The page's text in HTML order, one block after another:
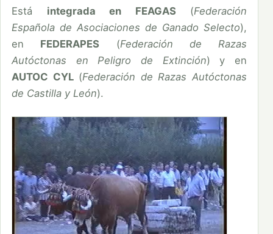
Está integrada en FEAGAS(Federación
Española de Asociaciones de Ganado Selecto),
en FEDERAPES (Federación de Razas
Autóctonas en Peligro de Extinción) y en
AUTOC CYL(Federación de Razas Autóctonas
de Castilla y León).